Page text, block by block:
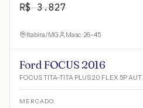
R$3.827
Itabira/MG Masc · 26-45
Ford FOCUS 2016
FOCUS TITA-TITA PLUS 2.0 FLEX 5P AUT.
MERCADO